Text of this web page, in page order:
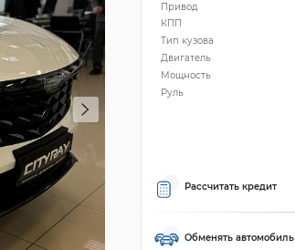
Привод
КПП
Тип кузова
Двигатель
Мощность
Руль
Рассчитать кредит
Обменять автомобиль